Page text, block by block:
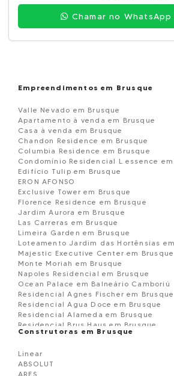
Chamar no WhatsApp
Empreendimentos em Brusque
Valle Nevado em Brusque
Apartamento à venda em Brusque
Casa à venda em Brusque
Chandon Residence em Brusque
Columbia Residence em Brusque
Condomínio Residencial L essence em
Edifício Tulip em Brusque
ERON AFONSO
Exclusive Tower em Brusque
Florence Residence em Brusque
Jardim Aurora em Brusque
Las Carreras em Brusque
Limeira Garden em Brusque
Loteamento Jardim das Hortênsias
Majestic Executive Center em Brusque
Monte Moriah em Brusque
Napoles Residencial em Brusque
Ocean Palace em Balneário Camboriú
Residencial Agnes Fischer em Brusque
Residencial Agua Doce em Brusque
Residencial Alameda em Brusque
Residencial Brus Haus em Brusque
Residencial Dom Joaquim em Brusque
RESIDENCIAL FLORENZA em Brusque
Residencial Flores do Campo em
Construtoras em Brusque
Linear
ABSOLUT
ARES